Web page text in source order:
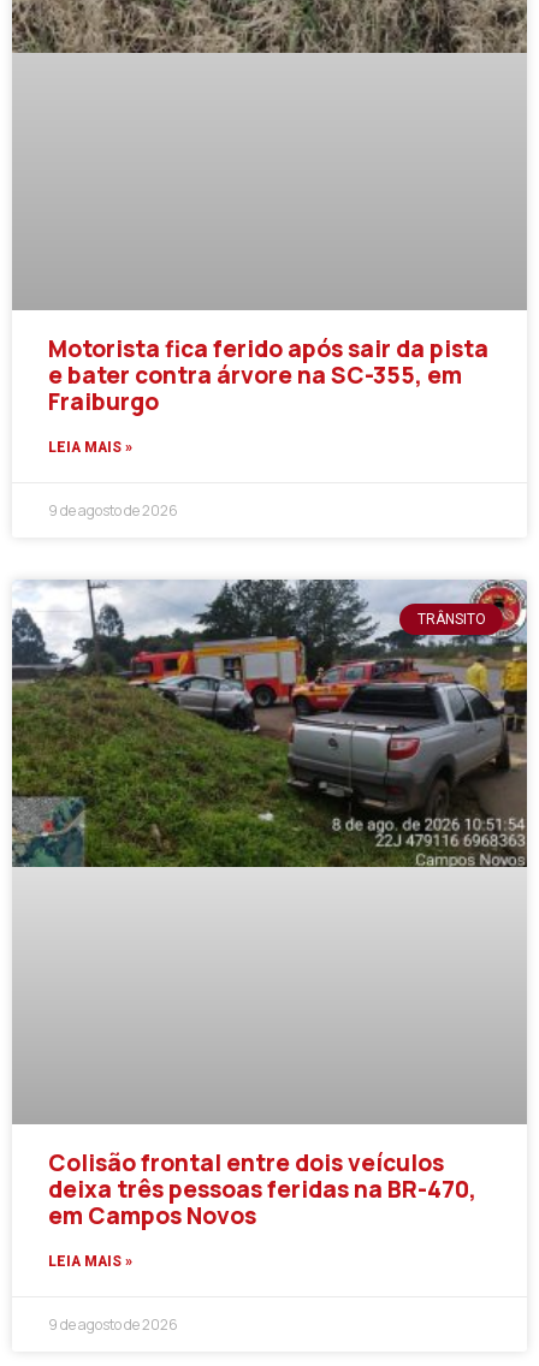
Motorista fica ferido após sair da pista
e bater contra árvore na SC-355, em
Fraiburgo
LEIA MAIS »
9 de agosto de 2026
TRÂNSITO
Colisão frontal entre dois veículos
deixa três pessoas feridas na BR-470,
em Campos Novos
LEIA MAIS »
9 de agosto de 2026